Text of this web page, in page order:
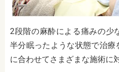
2段階の麻酔による痛みの少
半分眠ったような状態で治
に合わせてさまざまな施術に